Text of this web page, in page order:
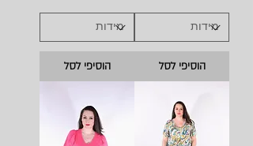
הוסיפי לסל הוסיפי לסל